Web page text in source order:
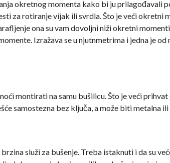
okretnog momenta kako bi ju prilagođavali
za rotiranje vijak ili svrdla. Što je veći okretni
ona su vam dovoljni niži okretni
Izražava se u njutnmetrima i jedna je
montirati na samu bušilicu. Što je veći prihvat
samostezna bez ključa, a može biti metalna
služi za bušenje. Treba istaknuti i da su